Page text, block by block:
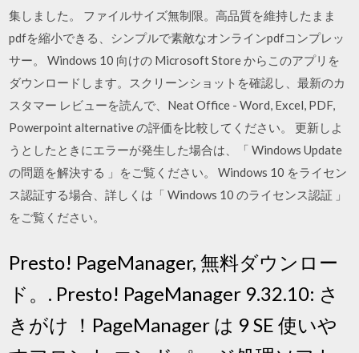
集しました。 ファイルサイズ無制限。高品質を維持したまま
pdfを縮小できる、シンプルで素敵なオンラインpdfコンプレッ
サー。 Windows 10 向けの Microsoft Store からこのアプリを
ダウンロードします。スクリーンショットを確認し、最新のカ
スタマー レビューを読んで、Neat Office - Word, Excel, PDF,
Powerpoint alternative の評価を比較してください。 更新しよ
うとしたときにエラーが発生した場合は、「 Windows Update
の問題を解決する 」をご覧ください。 Windows 10 をライセン
ス認証する場合、詳しくは「 Windows 10 のライセンス認証 」
をご覧ください。
Presto! PageManager, 無料ダウンロー
ド。. Presto! PageManager 9.32.10: さ
きがけ ！PageManager は 9 SE 使いや